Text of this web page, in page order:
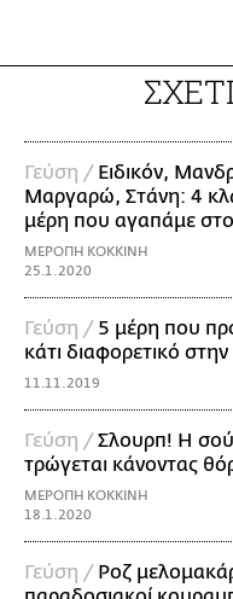
Γεύση / Ειδικόν,
Μαργαρώ, Στάνη: 4
μέρη που αγαπάμε
ΜΕΡΟΠΗ ΚΟΚΚΙΝΗ
25.1.2020
Γεύση / 5 μέρη που
κάτι διαφορετικό
11.11.2019
Γεύση /Σλουρπ! Η
τρώγεται κάνοντας
ΜΕΡΟΠΗ ΚΟΚΚΙΝΗ
18.1.2020
Γεύση / Ροζ